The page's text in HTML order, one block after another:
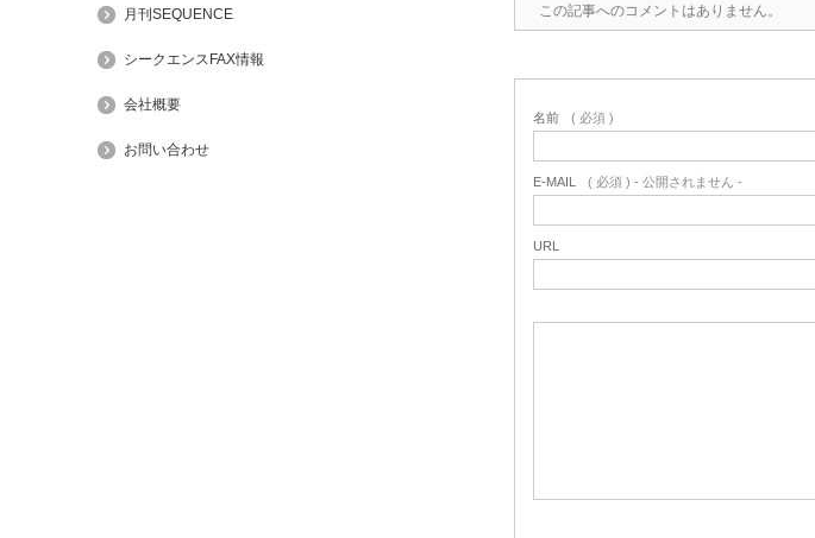
この記事へのコメントはありません。
名前 ( 必須 )
E-MAIL ( 必須 ) - 公開されません -
URL
月刊SEQUENCE
シークエンスFAX情報
会社概要
お問い合わせ